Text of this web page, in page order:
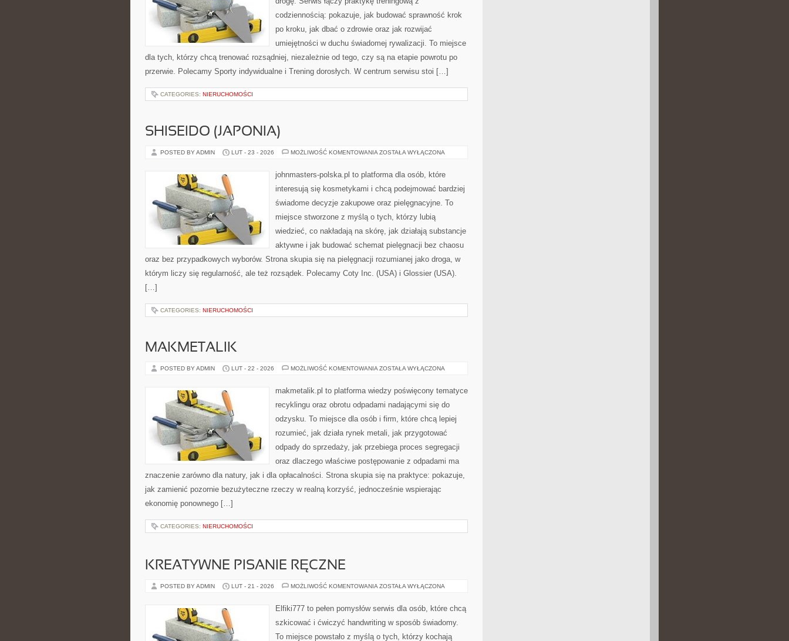
codziennością: pokazuje, jak budować sprawność krok
po kroku, jak dbać o zdrowie oraz jak rozwijać
umiejętności w duchu świadomej rywalizacji. To miejsce
dla tych, którzy chcą trenować rozsądniej, niezależnie od tego, czy są na etapie powrotu po
przerwie. Polecamy Sporty indywidualne i Trening dorosłych. W centrum serwisu stoi […]
CATEGORIES: NIERUCHOMOŚCI
SHISEIDO (JAPONIA)
POSTED BY ADMIN LUT - 23 - 2026 MOŻLIWOŚĆ KOMENTOWANIA SHISEIDO
ZOSTAŁA WYŁĄCZONA
johnmasters-polska.pl to platforma dla osób, które
interesują się kosmetykami i chcą podejmować bardziej
świadome decyzje zakupowe oraz pielęgnacyjne. To
miejsce stworzone z myślą o tych, którzy lubią
wiedzieć, co nakładają na skórę, jak działają substancje
aktywne i jak budować schemat pielęgnacji bez chaosu
oraz bez przypadkowych wyborów. Strona skupia się na pielęgnacji rozumianej jako droga, w
którym liczy się regularność, ale też rozsądek. Polecamy Coty Inc. (USA) i Glossier (USA).
[…]
CATEGORIES: NIERUCHOMOŚCI
MAKMETALIK
POSTED BY ADMIN LUT - 22 - 2026 MOŻLIWOŚĆ KOMENTOWANIA MAKMETALIK
ZOSTAŁA WYŁĄCZONA
makmetalik.pl to platforma wiedzy poświęcony tematyce
recyklingu oraz obrotu odpadami nadającymi się do
odzysku. To miejsce dla osób i firm, które chcą lepiej
rozumieć, jak działa rynek metali, jak przygotować
odpady do sprzedaży, jak przebiega proces segregacji
oraz dlaczego właściwe postępowanie z odpadami ma
znaczenie zarówno dla natury, jak i dla opłacalności. Strona skupia się na praktyce: pokazuje,
jak zamienić pozornie bezużyteczne rzeczy w realną korzyść, jednocześnie wspierając
ekonomię ponownego […]
CATEGORIES: NIERUCHOMOŚCI
KREATYWNE PISANIE RĘCZNE
POSTED BY ADMIN LUT - 21 - 2026 MOŻLIWOŚĆ KOMENTOWANIA KREATYWNE
ZOSTAŁA WYŁĄCZONA
Elfiki777 to pełen pomysłów serwis dla osób, które chcą
szkicować i ćwiczyć handwriting w sposób świadomy.
To miejsce powstało z myślą o tych, którzy kochają